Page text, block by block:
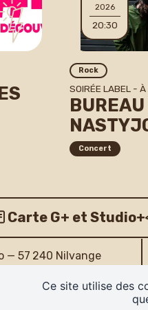
Ce site utilise des
2026
20:30
Rock
SOIRÉE LABEL - À
Concert
Carte G+ et Studio+
— 57 240 Nilvange